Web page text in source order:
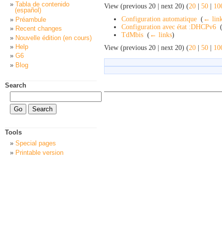
View (previous 20 | next 20) (20 | 50 |
Configuration automatique ( ←
Configuration avec état :DHCPv6 (
TdMbis ( ← links)
View (previous 20 | next 20) (20 | 50 |
Tabla de contenido
(español)
Préambule
Recent changes
Nouvelle édition (en cours)
Help
G6
Blog
Search
Tools
Special pages
Printable version